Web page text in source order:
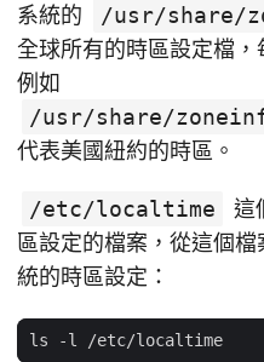
系統的 /usr/share/
全球所有的時區設定檔，
例如
/usr/share/
代表美國紐約的時區。
/etc/localtime
這
區設定的檔案，從這個
統的時區設定：